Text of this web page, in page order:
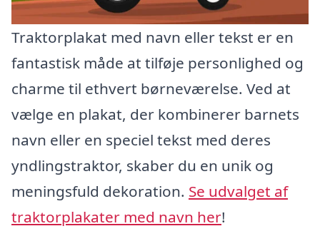
Traktorplakat med navn eller tekst er en
fantastisk måde at tilføje personlighed og
charme til ethvert børneværelse. Ved at
vælge en plakat, der kombinerer barnets
navn eller en speciel tekst med deres
yndlingstraktor, skaber du en unik og
meningsfuld dekoration. Se udvalget af
traktorplakater med navn her!